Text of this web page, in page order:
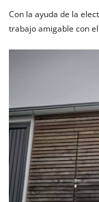
Con la ayuda de la
trabajo amigable con